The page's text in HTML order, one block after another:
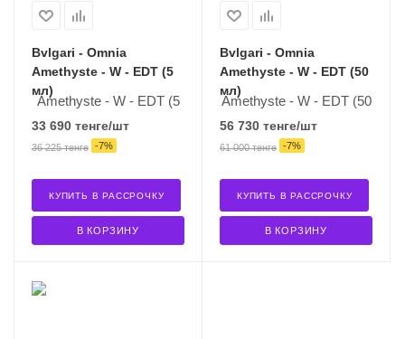
Bvlgari - Omnia
Amethyste - W - EDT (5
мл)
33 690 тенге/шт
36 225тенге -7%
В КОРЗИНУ
КУПИТЬ В РАССРОЧКУ
Bvlgari - Omnia
Amethyste - W - EDT (50
мл)
56 730 тенге/шт
61 000тенге -7%
В КОРЗИНУ
КУПИТЬ В РАССРОЧКУ